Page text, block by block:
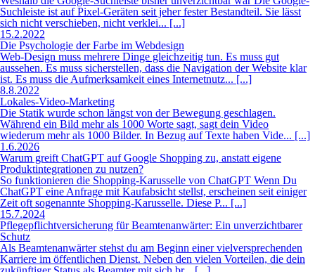
Suchleiste ist auf Pixel-Geräten seit jeher fester Bestandteil. Sie lässt
sich nicht verschieben, nicht verklei... [...]
15.2.2022
Die Psychologie der Farbe im Webdesign
Web-Design muss mehrere Dinge gleichzeitig tun. Es muss gut
aussehen. Es muss sicherstellen, dass die Navigation der Website klar
ist. Es muss die Aufmerksamkeit eines Internetnutz... [...]
8.8.2022
Lokales-Video-Marketing
Die Statik wurde schon längst von der Bewegung geschlagen.
Während ein Bild mehr als 1000 Worte sagt, sagt dein Video
wiederum mehr als 1000 Bilder. In Bezug auf Texte haben Vide... [...]
1.6.2026
Warum greift ChatGPT auf Google Shopping zu, anstatt eigene
Produktintegrationen zu nutzen?
So funktionieren die Shopping-Karusselle von ChatGPT Wenn Du
ChatGPT eine Anfrage mit Kaufabsicht stellst, erscheinen seit einiger
Zeit oft sogenannte Shopping-Karusselle. Diese P... [...]
15.7.2024
Pflegepflichtversicherung für Beamtenanwärter: Ein unverzichtbarer
Schutz
Als Beamtenanwärter stehst du am Beginn einer vielversprechenden
Karriere im öffentlichen Dienst. Neben den vielen Vorteilen, die dein